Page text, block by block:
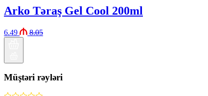
Arko Təraş Gel Cool 200ml
6.49 8.05
Müştəri rəyləri